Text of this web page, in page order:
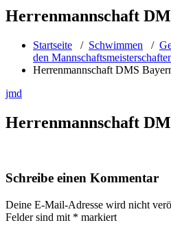
Herrenmannschaft
Startseite / Schwimmen /
den
Herrenmannschaft DMS
jmd
Herrenmannschaft
Schreibe einen Kommentar
Deine E-Mail-Adresse wird nicht
Felder sind mit * markiert